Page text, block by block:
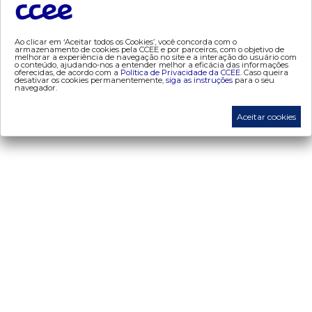
- geração
- mcsd
- mercado mensal
- mercado quinzenal
- proinfa
Ao clicar em ‘Aceitar todos os Cookies’, você concorda com o
armazenamento de cookies pela CCEE e por parceiros, com o objetivo de
melhorar a experiência de navegação no site e a interação do usuário com
o conteúdo, ajudando-nos a entender melhor a eficácia das informações
oferecidas, de acordo com a Política de Privacidade da CCEE. Caso queira
desativar os cookies permanentemente, siga as instruções para o seu
navegador.
Aceitar cookies